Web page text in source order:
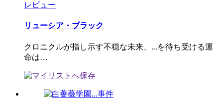
レビュー
リューシア・ブラック
クロニクルが指し示す不穏な未来、...を待ち受ける運
命は…